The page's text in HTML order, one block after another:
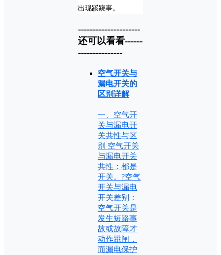
出现蹊跷事。
---------------------
还可以看看------
---------------
空气开关与
漏电开关的
区别详解
一、空气开
关与漏电开
关共性与区
别 空气开关
与漏电开关
共性：都是
开关。?空气
开关与漏电
开关差别：
空气开关是
发生短路事
故或故障才
动作跳闸，
而漏电保护